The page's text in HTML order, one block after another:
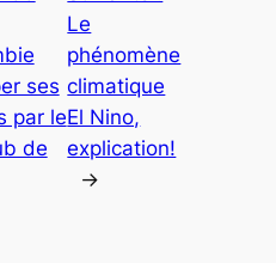
ses
par le
de
Le
phénomène
climatique
El Nino,
explication!
→